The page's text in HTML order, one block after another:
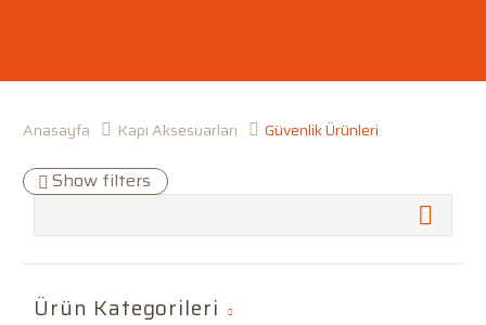
Anasayfa Kapı Aksesuarları Güvenlik Ürünleri
Show filters
Ürün Kategorileri